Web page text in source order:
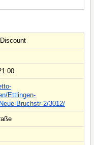
Ettlingen-
Bruchstr-2/3012/